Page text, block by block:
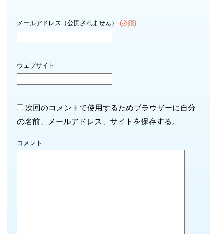
メールアドレス（公開されません） (必須)
ウェブサイト
次回のコメントで使用するためブラウザーに自分
の名前、メールアドレス、サイトを保存する。
コメント